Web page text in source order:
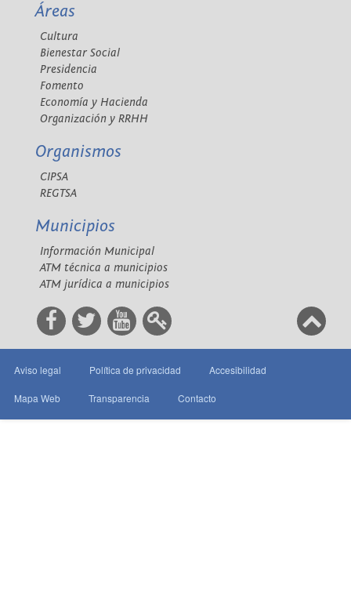
Áreas
Cultura
Bienestar Social
Presidencia
Fomento
Economía y Hacienda
Organización y RRHH
Organismos
CIPSA
REGTSA
Municipios
Información Municipal
ATM técnica a municipios
ATM jurídica a municipios
Aviso legal Política de privacidad Accesibilidad
Mapa Web Transparencia Contacto